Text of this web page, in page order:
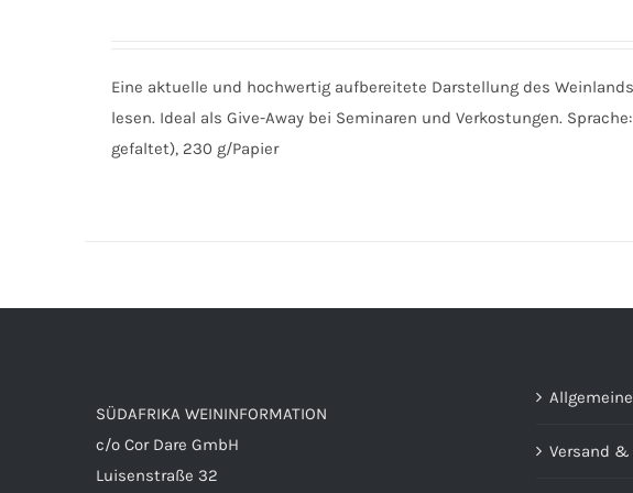
Eine aktuelle und hochwertig aufbereitete Darstellung des
lesen. Ideal als Give-Away bei Seminaren und Verkostungen.
gefaltet), 230 g/Papier
SÜDAFRIKA WEININFORMATION
c/o Cor Dare GmbH
Luisenstraße 32
Versand